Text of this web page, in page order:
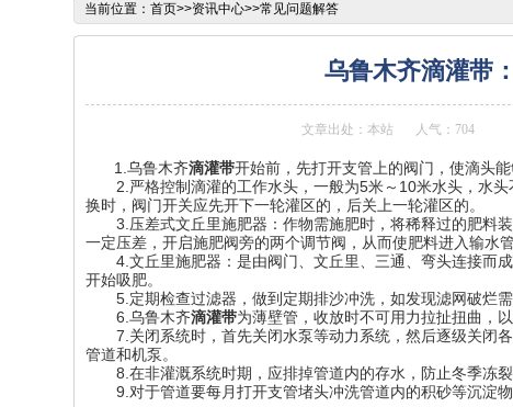
当前位置： 首页>>资讯中心>>常见问题解答
乌鲁木齐滴灌带
文章出处：本站 人气： 704
1.乌鲁木齐滴灌带开始前，先打开支管上的阀门，使滴头
2.严格控制滴灌的工作水头，一般为5米～10米水头，水头
换时，阀门开关应先开下一轮灌区的，后关上一轮灌区的。
3.压差式文丘里施肥器：作物需施肥时，将稀释过的肥料装
一定压差，开启施肥阀旁的两个调节阀，从而使肥料进入输水
4.文丘里施肥器：是由阀门、文丘里、三通、弯头连接而成
开始吸肥。
5.定期检查过滤器，做到定期排沙冲洗，如发现滤网破烂需
6.乌鲁木齐滴灌带为薄壁管，收放时不可用力拉扯扭曲，以
7.关闭系统时，首先关闭水泵等动力系统，然后逐级关闭各
管道和机泵。
8.在非灌溉系统时期，应排掉管道内的存水，防止冬季冻裂
9.对于管道要每月打开支管堵头冲洗管道内的积砂等沉淀物